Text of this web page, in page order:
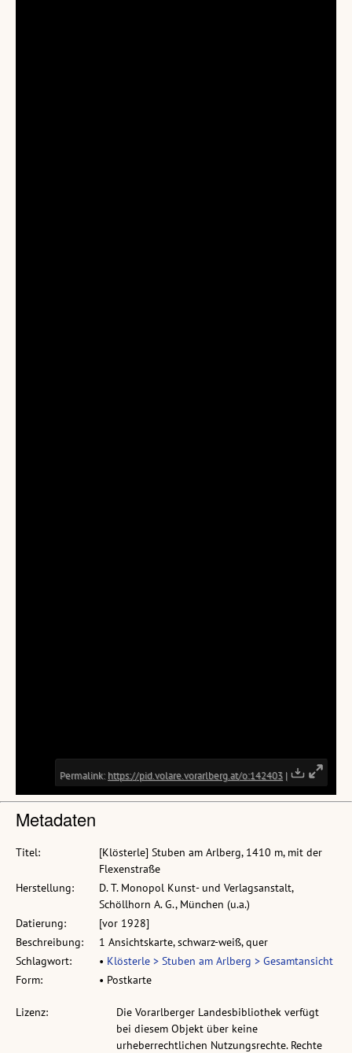
Metadaten
Titel:
[Klösterle] Stuben am Arlberg, 1410 m, mit der
Flexenstraße
Herstellung:
D. T. Monopol Kunst- und Verlagsanstalt,
Schöllhorn A. G., München (u.a.)
Datierung:
[vor 1928]
Beschreibung:
1 Ansichtskarte, schwarz-weiß, quer
Schlagwort:
• Klösterle > Stuben am Arlberg > Gesamtansicht
Form:
• Postkarte
Lizenz:
Die Vorarlberger Landesbibliothek verfügt
bei diesem Objekt über keine
urheberrechtlichen Nutzungsrechte. Rechte